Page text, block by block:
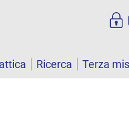
Ricerca Terza